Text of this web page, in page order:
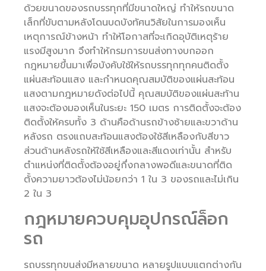
ด้วยขนาดของรถบรรทุกที่มีขนาดใหญ่ ทำให้รถขนาด
เล็กที่ขับตามหลังโดนบดบังทัศนวิสัยในการมองเห็น
เหตุการณ์ข้างหน้า ทำให้โอกาสที่จะเกิดอุบัติเหตุร้าย
แรงมีสูงมาก จึงทำให้กรมการขนส่งทางบกออก
กฎหมายขึ้นมาเพื่อบังคับใช้ให้รถบรรทุกทุกคนติดตั้ง
แผ่นสะท้อนแสง และกำหนดคุณสมบัติของแผ่นสะท้อน
แสงตามกฎหมายดังต่อไปนี้ คุณสมบัติของแผ่นสะท้าน
แสงจะต้องมองเห็นในระยะ 150 เมตร การติดตั้งจะต้อง
ติดตั้งให้ครบทั้ง 3 ด้านคือด้านรถข้างซ้ายและขวาด้าน
หลังรถ ตรงแถบสะท้อนแสงต้องใช้สีเหลืองกับสีขาว
ส่วนด้านหลังรถให้ใช้สีเหลืองและสีแดงเท่านั้น สำหรับ
ตำแหน่งที่ติดตั้งต้องอยู่กึ่งกลางพอดีและขนาดที่ติด
ตั้งความยาวต้องไม่น้อยกว่า 1 ใน 3 ของรถและไม่เกิน
2 ใน 3
กฎหมายควบคุมอุปกรณ์ล็อก
รถ
รถบรรทุกขนส่งมีหลายขนาด หลายรูปแบบแตกต่างกัน